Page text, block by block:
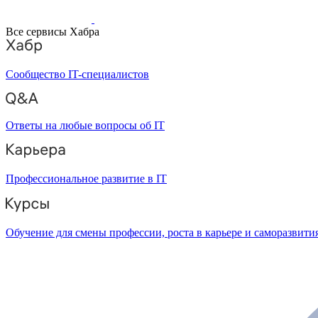
Все сервисы Хабра
Сообщество IT-специалистов
Ответы на любые вопросы об IT
Профессиональное развитие в IT
Обучение для смены профессии, роста в карьере и